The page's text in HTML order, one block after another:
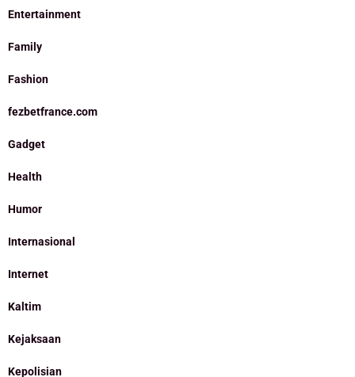
Entertainment
Family
Fashion
fezbetfrance.com
Gadget
Health
Humor
Internasional
Internet
Kaltim
Kejaksaan
Kepolisian